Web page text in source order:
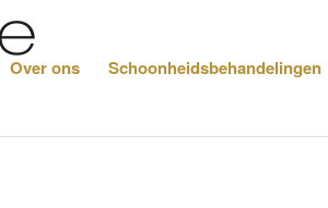
Over ons Schoonheidsbehandelingen